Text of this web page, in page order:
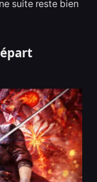
suite reste bien